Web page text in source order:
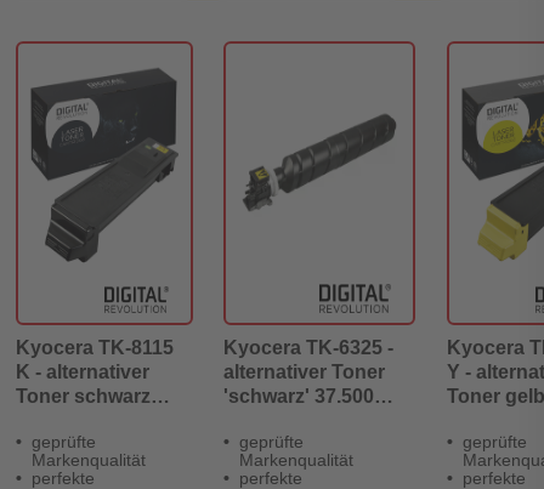
Kyocera TK-8115
K - alternativer
Toner schwarz
Digital Revolution
geprüfte
Markenqualität
perfekte
Kyocera TK-6325 -
alternativer Toner
'schwarz' 37.500
Revolution
geprüfte
Markenqualität
perfekte
Kyocera
Y -
Toner
geprüfte
perfekte